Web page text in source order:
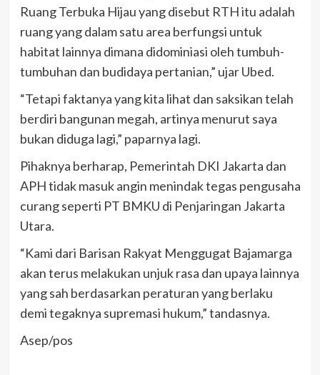
Ruang Terbuka Hijau yang disebut RTH itu adalah
ruang yang dalam satu area berfungsi untuk
habitat lainnya dimana didominiasi oleh tumbuh-
tumbuhan dan budidaya pertanian,” ujar Ubed.
“Tetapi faktanya yang kita lihat dan saksikan telah
berdiri bangunan megah, artinya menurut saya
bukan diduga lagi,” paparnya lagi.
Pihaknya berharap, Pemerintah DKI Jakarta dan
APH tidak masuk angin menindak tegas pengusaha
curang seperti PT BMKU di Penjaringan Jakarta
Utara.
“Kami dari Barisan Rakyat Menggugat Bajamarga
akan terus melakukan unjuk rasa dan upaya lainnya
yang sah berdasarkan peraturan yang berlaku
demi tegaknya supremasi hukum,” tandasnya.
Asep/pos